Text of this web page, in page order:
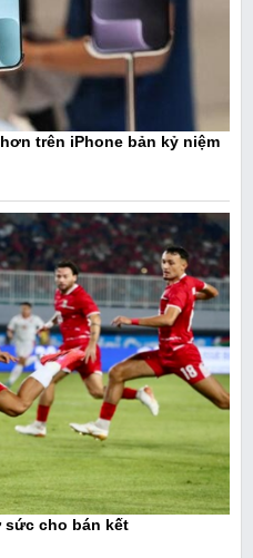
trên iPhone bản kỷ niệm
sức cho bán kết